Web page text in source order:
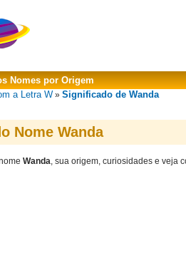
Nomes por Origem
a Letra W » Significado de Wanda
Nome Wanda
Wanda, sua origem, curiosidades e veja